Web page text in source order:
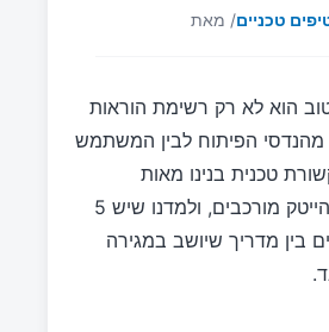
טכניים/ מאת
הוא לא רק רשימת הוראות
הפיתוח לבין המשתמש
טכנית בנינו מאות
מדריכים למוצרי הייטק מורכבים, ולמדנו שיש 5
בין מדריך שיושב במגירה